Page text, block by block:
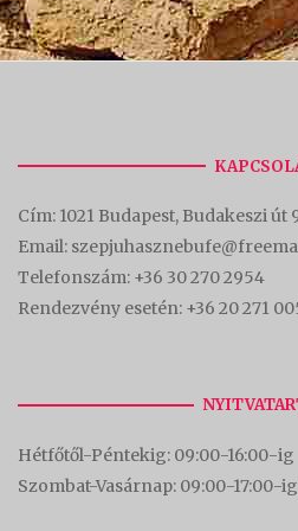
Cím: 1021 Budapest, Budakeszi út
Email:
Telefonszám: +36 30 270 2954
Rendezvény esetén: +36 20 271
Hétfőtől-Péntekig: 09:00-16:00-ig
Szombat-Vasárnap: 09:00-17:00-ig